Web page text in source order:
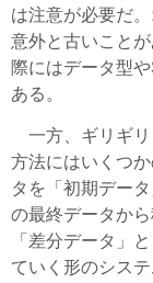
は注意が必要だ
意外と古いこと
際にはデータ型
ある。
一方、ギリギリ
方法にはいくつ
タを「初期デー
の最終データか
「差分データ」
ていく形のシス